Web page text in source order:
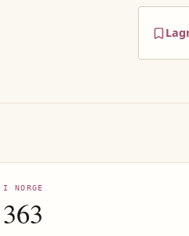
I NORGE
363